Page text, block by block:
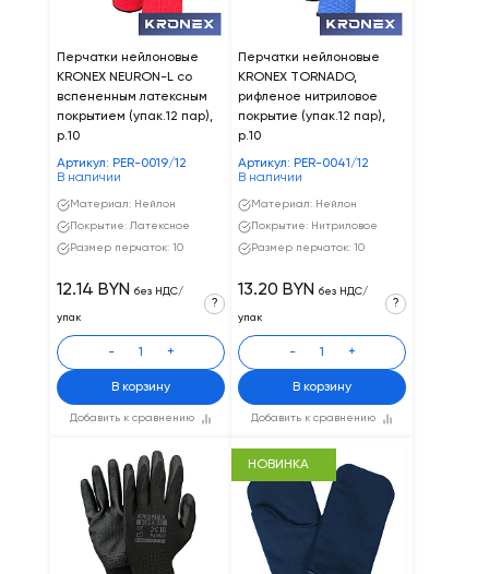
Перчатки нейлоновые
KRONEX NEURON-L со
вспененным латексным
покрытием (упак.12 пар),
р.10
Артикул: PER-0019/12
В наличии
Материал: Нейлон
Покрытие: Латексное
Размер перчаток: 10
Добавить к сравнению
12.14 BYN без НДС/
упак
?
- +
В корзину
Перчатки нейлоновые
KRONEX TORNADO,
рифленое нитриловое
покрытие (упак.12 пар),
р.10
Артикул: PER-0041/12
В наличии
Материал: Нейлон
Покрытие: Нитриловое
Размер перчаток: 10
Добавить к сравнению
13.20 BYN без НДС/
упак
?
- +
В корзину
НОВИНКА